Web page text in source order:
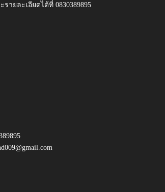
ายละเอียดได้ที่ 0830389895